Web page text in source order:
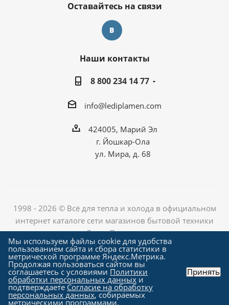
Оставайтесь на связи
Наши контакты
8 800 234 14 77
info@lediplamen.com
424005, Марий Эл
г. Йошкар-Ола
ул. Мира, д. 68
1998 - 2026 © Всё для тепла и холода в официальном
интернет каталоге сети магазинов бытовой техники
«Лед и Пламень»
Создание сайта компания
"Алроникс"
Мы используем файлы cookie для удобства
пользованием сайта и сбора статистики в
метрической программе Яндекс.Метрика.
Продолжая пользоваться сайтом вы
соглашаетесь с условиями Политики
обработки персональных данных и
подтверждаете Согласие на обработку
персональных данных, собираемых
метрическими программами.
Принять